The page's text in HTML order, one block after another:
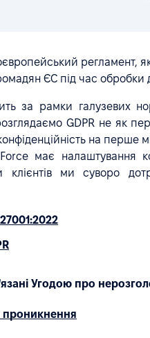
регламент,
ЄС під час обробки
за рамки галузевих
GDPR не як
на перше
має налаштування
клієнтів ми суворо
Угодою про
проникнення